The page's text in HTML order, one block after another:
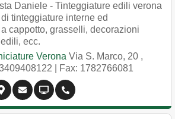
Daniele - Tinteggiature edili verona
tinteggiature interne ed
cappotto, grasselli, decorazioni
ecc.
Verona Via S. Marco, 20 ,
| Fax: 1782766081